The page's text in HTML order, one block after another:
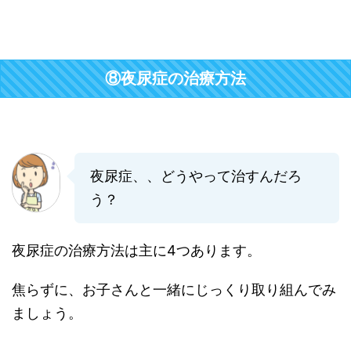
⑧夜尿症の治療方法
夜尿症、、どうやって治すんだろ
う？
夜尿症の治療方法は主に4つあります。
焦らずに、お子さんと一緒にじっくり取り組んでみ
ましょう。